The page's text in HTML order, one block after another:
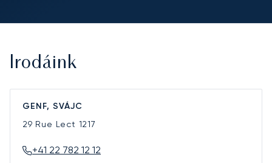
Irodáink
GENF, SVÁJC
29 Rue Lect 1217
+41 22 782 12 12